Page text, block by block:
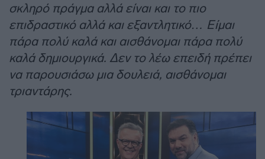
σκληρό πράγμα αλλά είναι και το πιο
επιδραστικό αλλά και εξαντλητικό… Είμαι
πάρα πολύ καλά και αισθάνομαι πάρα πολύ
καλά δημιουργικά. Δεν το λέω επειδή πρέπει
να παρουσιάσω μια δουλειά, αισθάνομαι
τριαντάρης.